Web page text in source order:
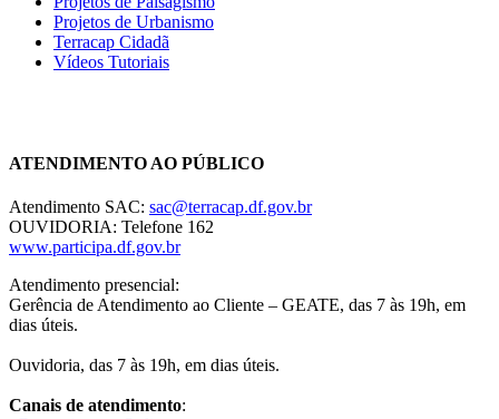
Projetos de Urbanismo
Terracap Cidadã
Vídeos Tutoriais
ATENDIMENTO AO PÚBLICO
Atendimento SAC: sac@terracap.df.gov.br
OUVIDORIA: Telefone 162
www.participa.df.gov.br
Atendimento presencial:
Gerência de Atendimento ao Cliente – GEATE, das 7 às 19h, em
dias úteis.
Ouvidoria, das 7 às 19h, em dias úteis.
Canais de atendimento: